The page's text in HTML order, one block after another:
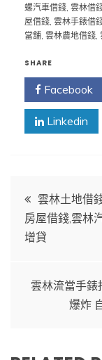
螺汽車借錢, 雲林借
屋借錢, 雲林手錶借
當舖, 雲林農地借錢,
SHARE
Facebook
Linkedin
文
章
雲林土地借
房屋借錢,雲林
增貸
雲林流當手錶
爆炸